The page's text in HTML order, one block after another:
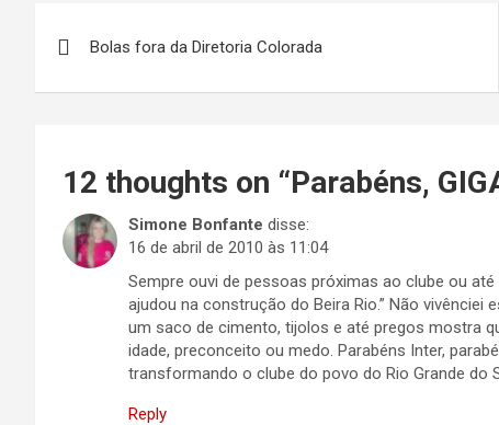
de
Bolas fora da Diretoria Colorada
12 thoughts on “Parabéns,
Simone Bonfante disse:
16 de abril de 2010 às 11:04
Sempre ouvi de pessoas próximas ao clube ou
ajudou na construção do Beira Rio.” Não
um saco de cimento, tijolos e até pregos mostra
idade, preconceito ou medo. Parabéns Inter,
transformando o clube do povo do Rio Grande do
Reply